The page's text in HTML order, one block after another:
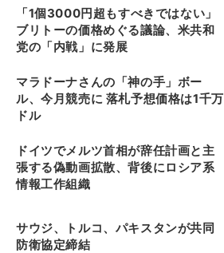
「1個3000円超もすべきではない」
ブリトーの価格めぐる議論、米共和
党の「内戦」に発展
マラドーナさんの「神の手」ボー
ル、今月競売に 落札予想価格は1千万
ドル
ドイツでメルツ首相が辞任計画と主
張する偽動画拡散、背後にロシア系
情報工作組織
サウジ、トルコ、パキスタンが共同
防衛協定締結